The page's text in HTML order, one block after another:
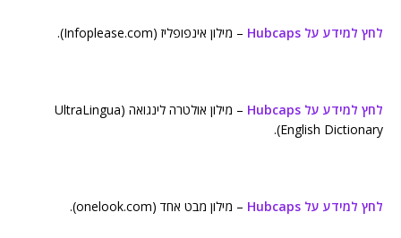
לחץ למידע על Hubcaps – מילון אינפופליז (Infoplease.com).
לחץ למידע על Hubcaps
– מילון אולטרה לינגואה (UltraLingua
English Dictionary).
לחץ למידע על Hubcaps – מילון מבט אחד (onelook.com).